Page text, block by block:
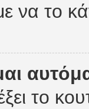
να το
το